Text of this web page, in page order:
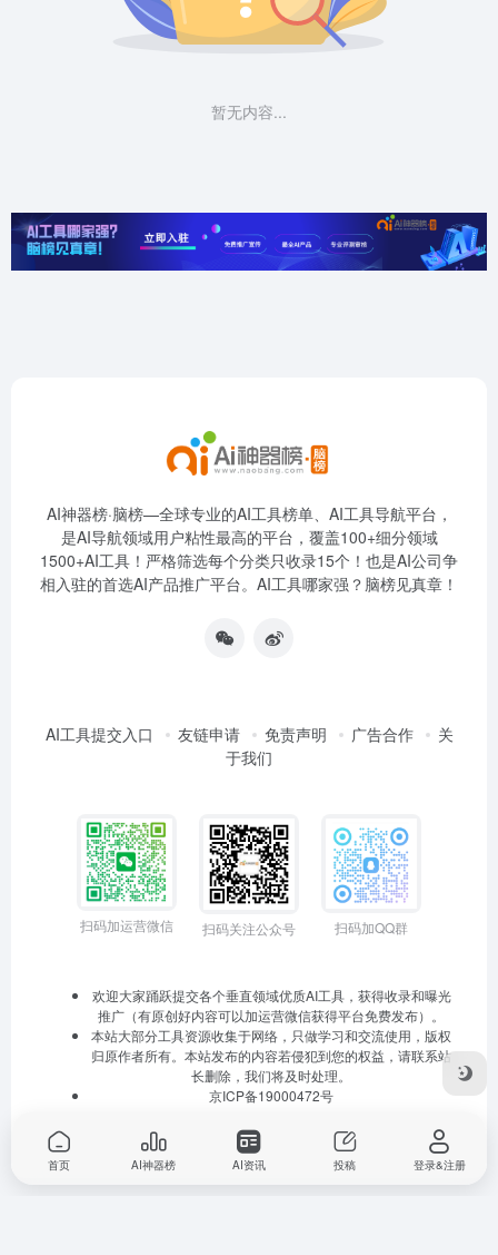
暂无内容...
AI神器榜·脑榜—全球专业的AI工具榜单、AI工具导航平台，
是AI导航领域用户粘性最高的平台，覆盖100+细分领域
1500+AI工具！严格筛选每个分类只收录15个！也是AI公司争
相入驻的首选AI产品推广平台。AI工具哪家强？脑榜见真章！
AI工具提交入口 友链申请 免责声明 广告合作
关
于我们
扫码加运营微信 扫码关注公众号 扫码加QQ群
欢迎大家踊跃提交各个垂直领域优质AI工具，获得收录和曝光
推广（有原创好内容可以加运营微信获得平台免费发布）。
本站大部分工具资源收集于网络，只做学习和交流使用，版权
归原作者所有。本站发布的内容若侵犯到您的权益，请联系站
长删除，我们将及时处理。
京ICP备19000472号
首页 AI神器榜 AI资讯 投稿 登录&注册